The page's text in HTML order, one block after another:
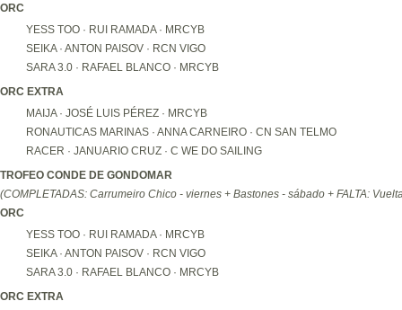
ORC
YESS TOO · RUI RAMADA · MRCYB
SEIKA · ANTON PAISOV · RCN VIGO
SARA 3.0 · RAFAEL BLANCO · MRCYB
ORC EXTRA
MAIJA · JOSÉ LUIS PÉREZ · MRCYB
RONAUTICAS MARINAS · ANNA CARNEIRO · CN SAN TELMO
RACER · JANUARIO CRUZ · C WE DO SAILING
TROFEO CONDE DE GONDOMAR
(COMPLETADAS: Carrumeiro Chico - viernes + Bastones - sábado + FALTA:
ORC
YESS TOO · RUI RAMADA · MRCYB
SEIKA · ANTON PAISOV · RCN VIGO
SARA 3.0 · RAFAEL BLANCO · MRCYB
ORC EXTRA